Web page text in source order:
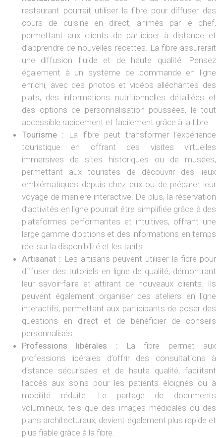
restaurant pourrait utiliser la fibre pour diffuser des
cours de cuisine en direct, animés par le chef,
permettant aux clients de participer à distance et
d’apprendre de nouvelles recettes. La fibre assurerait
une diffusion fluide et de haute qualité. Pensez
également à un système de commande en ligne
enrichi, avec des photos et vidéos alléchantes des
plats, des informations nutritionnelles détaillées et
des options de personnalisation poussées, le tout
accessible rapidement et facilement grâce à la fibre.
Tourisme : La fibre peut transformer l’expérience
touristique en offrant des visites virtuelles
immersives de sites historiques ou de musées,
permettant aux touristes de découvrir des lieux
emblématiques depuis chez eux ou de préparer leur
voyage de manière interactive. De plus, la réservation
d’activités en ligne pourrait être simplifiée grâce à des
plateformes performantes et intuitives, offrant une
large gamme d’options et des informations en temps
réel sur la disponibilité et les tarifs.
Artisanat : Les artisans peuvent utiliser la fibre pour
diffuser des tutoriels en ligne de qualité, démontrant
leur savoir-faire et attirant de nouveaux clients. Ils
peuvent également organiser des ateliers en ligne
interactifs, permettant aux participants de poser des
questions en direct et de bénéficier de conseils
personnalisés.
Professions libérales : La fibre permet aux
professions libérales d’offrir des consultations à
distance sécurisées et de haute qualité, facilitant
l’accès aux soins pour les patients éloignés ou à
mobilité réduite. Le partage de documents
volumineux, tels que des images médicales ou des
plans architecturaux, devient également plus rapide et
plus fiable grâce à la fibre.